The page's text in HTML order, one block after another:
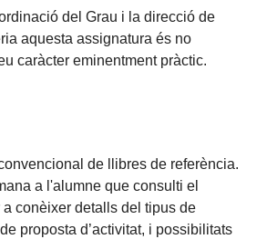
del Grau i la direcció de
aquesta assignatura és no
caràcter eminentment pràctic.
de llibres de referència.
a l'alumne que consulti el
conèixer detalls del tipus de
proposta d’activitat, i possibilitats